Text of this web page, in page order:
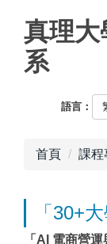
真理大
系
語言：
首頁 課程
「30+
「AI 電商營